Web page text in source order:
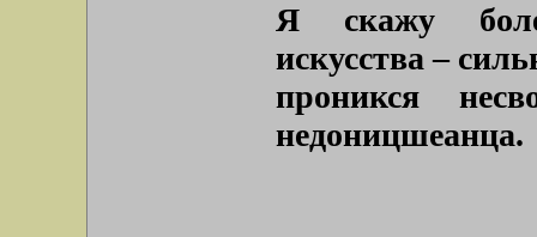
Я скажу
искусства –
проникся
недоницшеанца.